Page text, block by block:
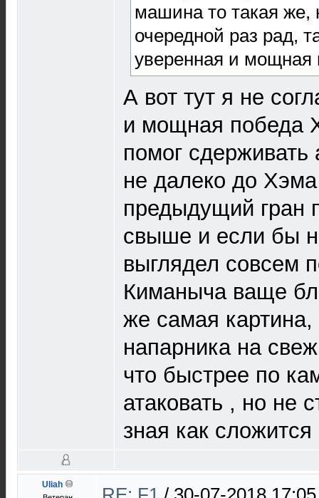
машина то такая же,
очередной раз рад,
уверенная и мощная
А вот тут я не
и мощная победа
помог
не далеко до
предыдущий гран
свыше и если бы
выглядел совсем
Киманыча ваще
же самая
напарника на
что быстрее по
атаковать , но не
зная как
Uliah